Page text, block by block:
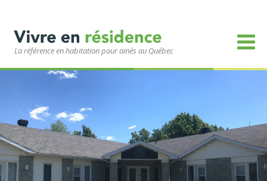
La référence en habitation pour ainés au Québec